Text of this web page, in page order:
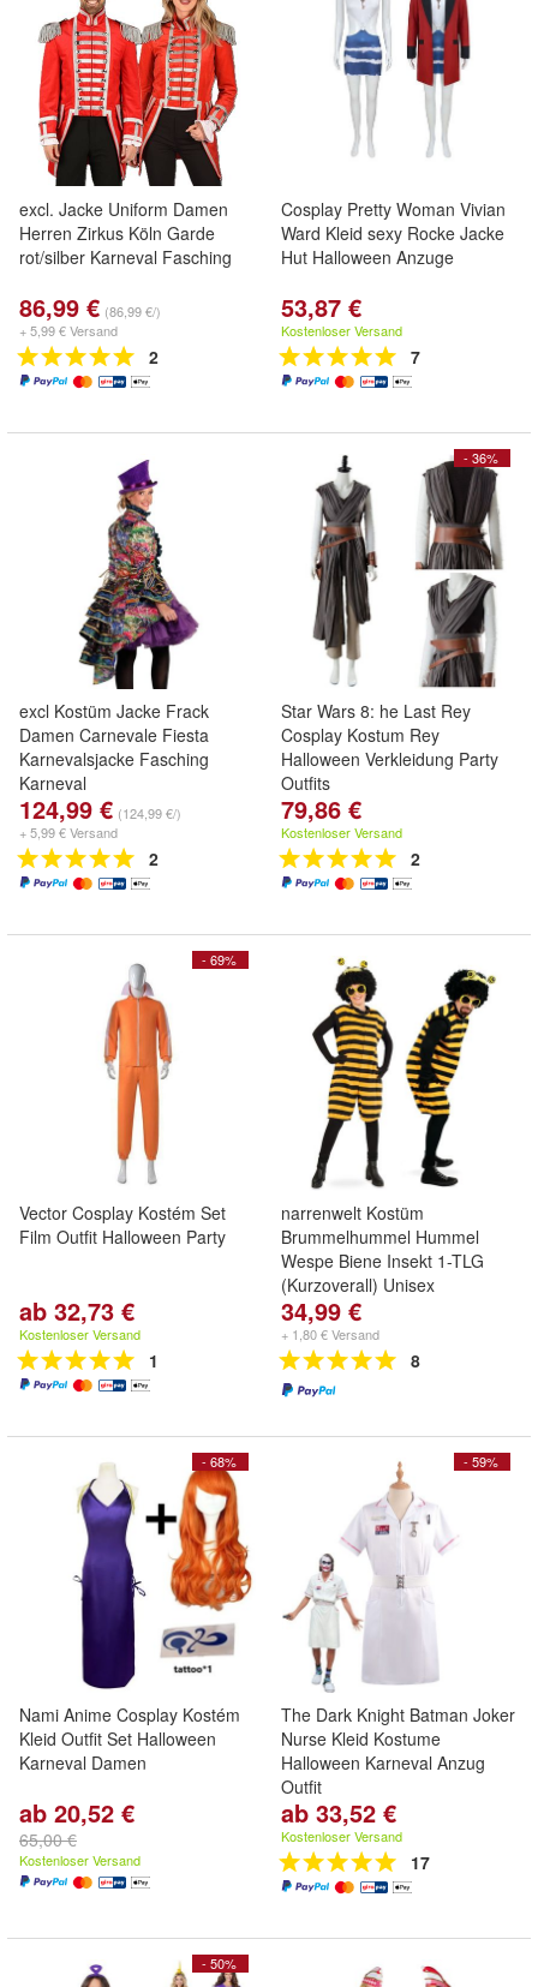
excl. Jacke Uniform Damen
Herren Zirkus Köln Garde
rot/silber Karneval Fasching
86,99 € (86,99 €/)
+ 5,99 € Versand
2
Cosplay Pretty Woman Vivian
Ward Kleid sexy Rocke Jacke
Hut Halloween Anzuge
53,87 €
Kostenloser Versand
7
excl Kostüm Jacke Frack
Damen Carnevale Fiesta
Karnevalsjacke Fasching
Karneval
124,99 € (124,99 €/)
+ 5,99 € Versand
2
- 36%
Star Wars 8: he Last Rey
Cosplay Kostum Rey
Halloween Verkleidung Party
Outfits
79,86 €
Kostenloser Versand
2
- 69%
Vector Cosplay Kostém Set
Film Outfit Halloween Party
ab 32,73 €
Kostenloser Versand
1
narrenwelt Kostüm
Brummelhummel Hummel
Wespe Biene Insekt 1-TLG
(Kurzoverall) Unisex
34,99 €
+ 1,80 € Versand
8
- 68%
Nami Anime Cosplay Kostém
Kleid Outfit Set Halloween
Karneval Damen
ab 20,52 €
65,00 €
Kostenloser Versand
- 59%
The Dark Knight Batman Joker
Nurse Kleid Kostume
Halloween Karneval Anzug
Outfit
ab 33,52 €
Kostenloser Versand
17
- 50%